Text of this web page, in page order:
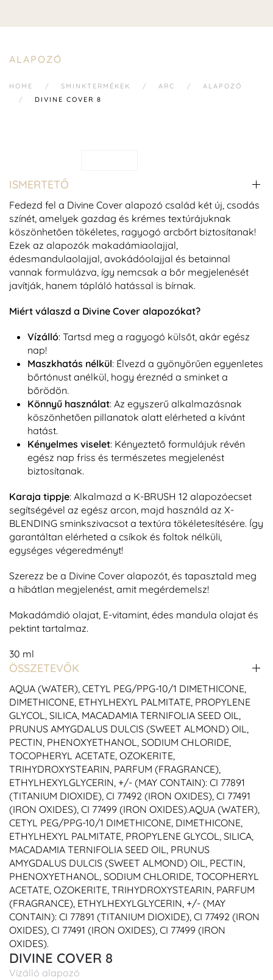
ALAPOZÓ
HOME SMINKTERMÉKEK ARC
ALAPOZÓ
DIVINE COVER 8
ISMERTETŐ
Fedezd fel a Divine Cover alapozó család két új, csodás
színét, amelyek gazdag és krémes textúrájuknak
köszönhetően tökéletes, ragyogó arcbőrt biztosítanak!
Ezek az alapozók makadámiaolajjal,
édesmandulaolajjal, avokádóolajjal és betainnal
vannak formulázva, így nemcsak a bőr megjelenését
javítják, hanem tápláló hatással is bírnak.
Miért válaszd a Divine Cover alapozókat?
Vízálló: Tartsd meg a ragyogó külsőt, akár egész
nap!
Maszkhatás nélkül: Élvezd a gyönyörűen egyenletes
bőrtónust anélkül, hogy éreznéd a sminket a
bőrödön.
Könnyű használat: Az egyszerű alkalmazásnak
köszönhetően pillanatok alatt elérheted a kívánt
hatást.
Kényelmes viselet: Kényeztető formulájuk révén
egész nap friss és természetes megjelenést
biztosítanak.
Karaja tippje: Alkalmazd a K-BRUSH 12 alapozóecset
segítségével az egész arcon, majd használd az X-
BLENDING sminkszivacsot a textúra tökéletesítésére. Így
garantáltan elérheted a csíkok és foltok nélküli,
egységes végeredményt!
Szerezz be a Divine Cover alapozót, és tapasztald meg
a hibátlan megjelenést, amit megérdemelsz!
Makadámdió olajat, E-vitamint, édes mandula olajat és
pektint tartalmaz.
30 ml
ÖSSZETEVŐK
AQUA (WATER), CETYL PEG/PPG-10/1 DIMETHICONE,
DIMETHICONE, ETHYLHEXYL PALMITATE, PROPYLENE
GLYCOL, SILICA, MACADAMIA TERNIFOLIA SEED OIL,
PRUNUS AMYGDALUS DULCIS (SWEET ALMOND) OIL,
PECTIN, PHENOXYETHANOL, SODIUM CHLORIDE,
TOCOPHERYL ACETATE, OZOKERITE,
TRIHYDROXYSTEARIN, PARFUM (FRAGRANCE),
ETHYLHEXYLGLYCERIN, +/- (MAY CONTAIN): CI 77891
(TITANIUM DIOXIDE), CI 77492 (IRON OXIDES), CI 77491
(IRON OXIDES), CI 77499 (IRON OXIDES).AQUA (WATER),
CETYL PEG/PPG-10/1 DIMETHICONE, DIMETHICONE,
ETHYLHEXYL PALMITATE, PROPYLENE GLYCOL, SILICA,
MACADAMIA TERNIFOLIA SEED OIL, PRUNUS
AMYGDALUS DULCIS (SWEET ALMOND) OIL, PECTIN,
PHENOXYETHANOL, SODIUM CHLORIDE, TOCOPHERYL
ACETATE, OZOKERITE, TRIHYDROXYSTEARIN, PARFUM
(FRAGRANCE), ETHYLHEXYLGLYCERIN, +/- (MAY
CONTAIN): CI 77891 (TITANIUM DIOXIDE), CI 77492 (IRON
OXIDES), CI 77491 (IRON OXIDES), CI 77499 (IRON
OXIDES).
DIVINE COVER 8
Vízálló alapozó